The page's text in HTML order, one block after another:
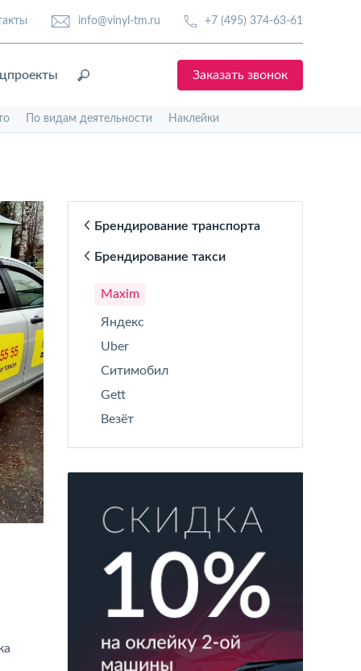
info@vinyl-tm.ru +7 (495) 374-63-61
Заказать звонок
По видам деятельности Наклейки
Брендирование транспорта
Брендирование такси
Maxim
Яндекс
Uber
Ситимобил
Gett
Везёт